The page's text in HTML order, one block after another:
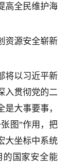
高全民维护海
源安全崭新
以习近平新
入贯彻党的二
大事要事，
图”作用，把
大坐标中系统
的国家安全能